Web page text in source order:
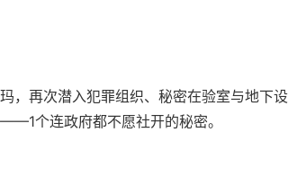
，再次潜入犯罪组织、秘密在验室与地下
个连政府都不愿社开的秘密。